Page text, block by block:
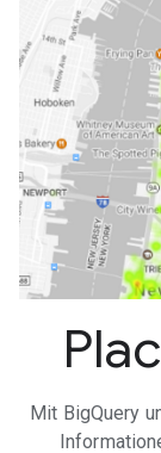
Mit BigQuery